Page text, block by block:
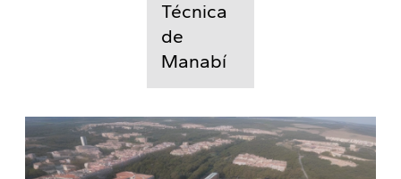
Técnica
de
Manabí